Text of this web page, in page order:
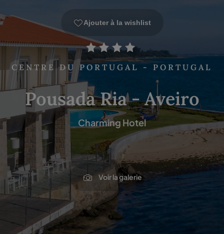
Ajouter à la wishlist
CENTRE DU PORTUGAL - PORTUGAL
Pousada Ria - Aveiro
Charming Hotel
Voir la galerie